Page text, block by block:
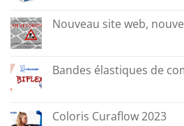
Nouveau site web,
Bandes élastiques de
Coloris Curaflow 2023